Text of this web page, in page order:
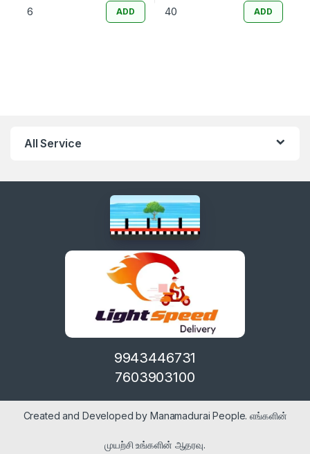
6 ADD 40 ADD
All Service
9943446731
7603903100
Created and Developed by Manamadurai People. எங்களின்
முயற்சி உங்களின் ஆதரவு.